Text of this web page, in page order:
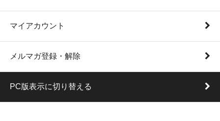
マイアカウント
メルマガ登録・解除
PC版表示に切り替える